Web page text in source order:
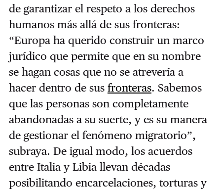
de garantizar el respeto a los derechos
humanos más allá de sus fronteras:
“Europa ha querido construir un marco
jurídico que permite que en su nombre
se hagan cosas que no se atrevería a
hacer dentro de sus fronteras. Sabemos
que las personas son completamente
abandonadas a su suerte, y es su manera
de gestionar el fenómeno migratorio”,
subraya. De igual modo, los acuerdos
entre Italia y Libia llevan décadas
posibilitando encarcelaciones, torturas y